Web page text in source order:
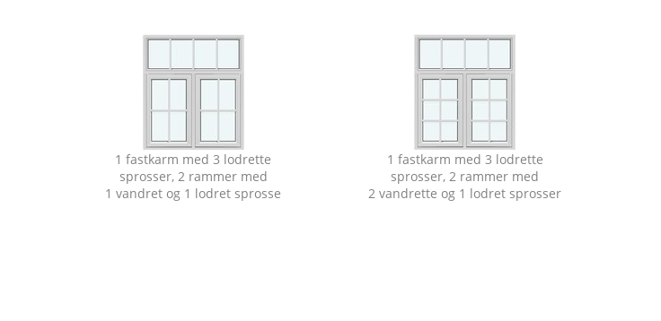
1 fastkarm med 3 lodrette
sprosser, 2 rammer med
1 vandret og 1 lodret sprosse
1 fastkarm med 3 lodrette
sprosser, 2 rammer med
2 vandrette og 1 lodret sprosser